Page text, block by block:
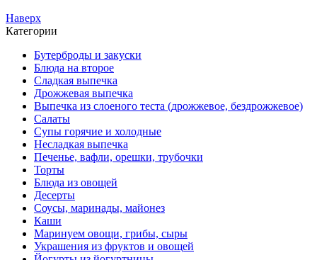
Наверх
Категории
Бутерброды и закуски
Блюда на второе
Сладкая выпечка
Дрожжевая выпечка
Выпечка из слоеного теста (дрожжевое, бездрожжевое)
Салаты
Супы горячие и холодные
Несладкая выпечка
Печенье, вафли, орешки, трубочки
Торты
Блюда из овощей
Десерты
Соусы, маринады, майонез
Каши
Маринуем овощи, грибы, сыры
Украшения из фруктов и овощей